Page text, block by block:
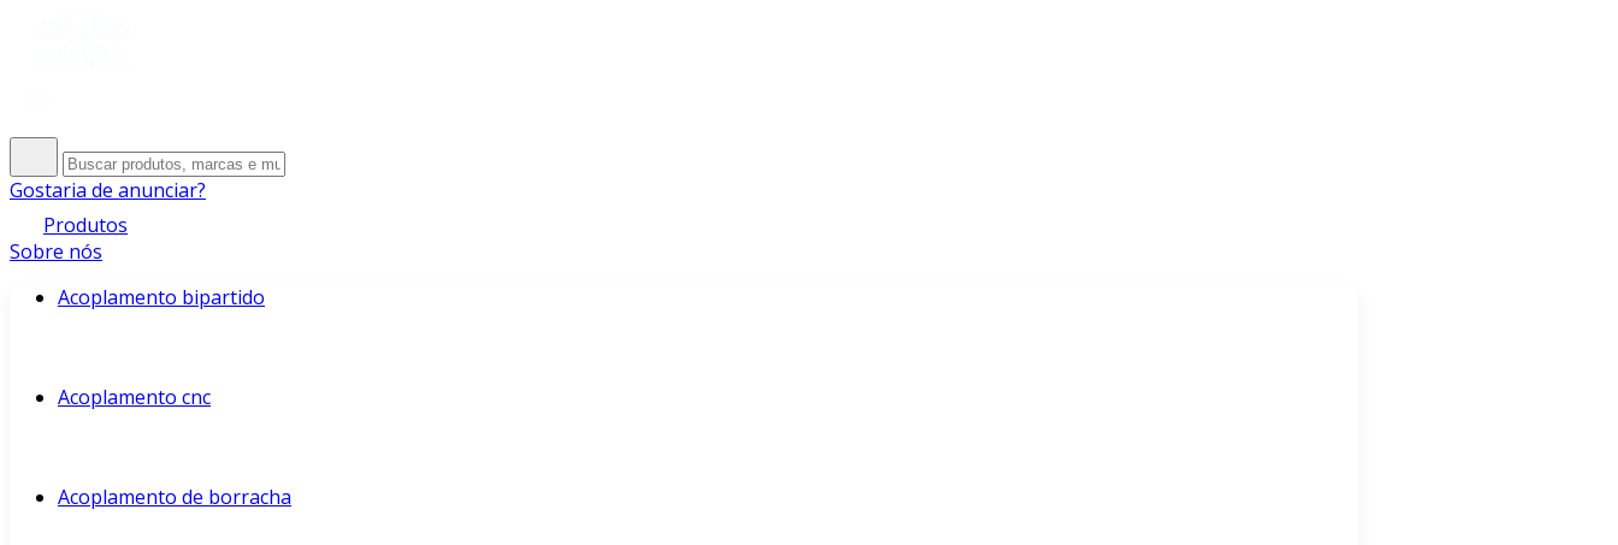
Gostaria de anunciar?
Produtos
Sobre nós
Acoplamento bipartido
Acoplamento cnc
Acoplamento de borracha